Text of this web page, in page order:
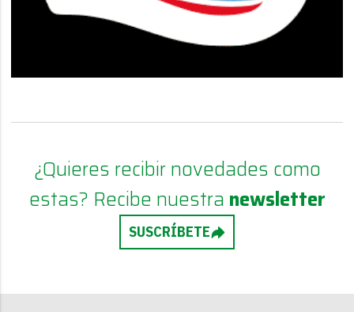
¿Quieres recibir novedades como
estas? Recibe nuestra newsletter
SUSCRÍBETE